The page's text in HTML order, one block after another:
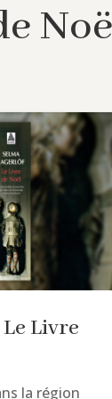
Livre
la région